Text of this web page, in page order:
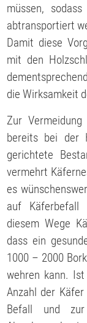
müssen,
abtransportiert
Damit diese
mit den
die Wirksamkeit
Zur
bereits bei der
gerichtete
vermehrt
es
auf Käferbefall
diesem Wege
dass ein
1000 – 2000
wehren kann.
Anzahl der
Befall und zur